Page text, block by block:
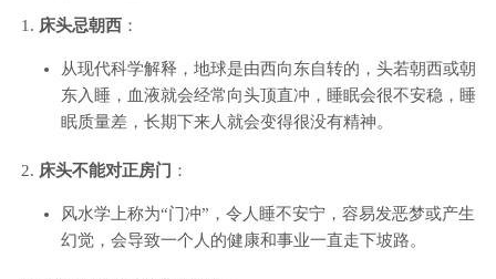
床头忌朝西 ：
从现代科学解释，地球是由西向东自转的，头若朝西或朝
东入睡，血液就会经常向头顶直冲，睡眠会很不安稳，睡
眠质量差，长期下来人就会变得很没有精神。
床头不能对正房门 ：
风水学上称为“门冲”，令人睡不安宁，容易发恶梦或产生
幻觉，会导致一个人的健康和事业一直走下坡路。